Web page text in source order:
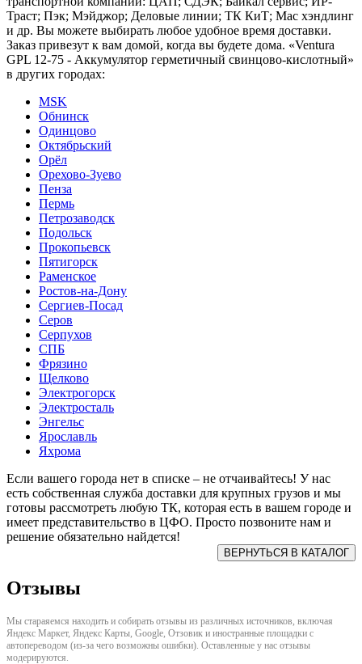
Траст; Пэк; Мэйджор; Деловые линии; ТК КиТ; Мас хэндлинг
и др. Вы можете выбирать любое удобное время доставки.
Заказ привезут к вам домой, когда вы будете дома. «Ventura
GPL 12-75 - Аккумулятор герметичный свинцово-кислотный»
в других городах:
MSK
Обнинск
Одинцово
Октябрьский
Орёл
Орехово-Зуево
Пенза
Пермь
Петрозаводск
Подольск
Прокопьевск
Пятигорск
Раменское
Ростов-на-Дону
Сергиев-Посад
Серов
Серпухов
СПБ
Фрязино
Щелково
Электрогорск
Электросталь
Энгельс
Ярославль
Яхрома
Если вашего города нет в списке – не отчаивайтесь! У нас
есть собственная служба доставки для крупных грузов и мы
готовы рассмотреть любую ТК, которая есть в вашем городе и
имеет представительство в ЦФО. Просто позвоните нам и
решение обязательно найдется!
Отзывы
Мы стараяемся находить и собирать отзывы из различных источников, включая
Яндекс Маркет, Яндекс Карты, Google, Отзовик и иностранные площадки с
автопереводом (из-за чего возможны ошибки). Оставленные у нас отзывы
модерируются.